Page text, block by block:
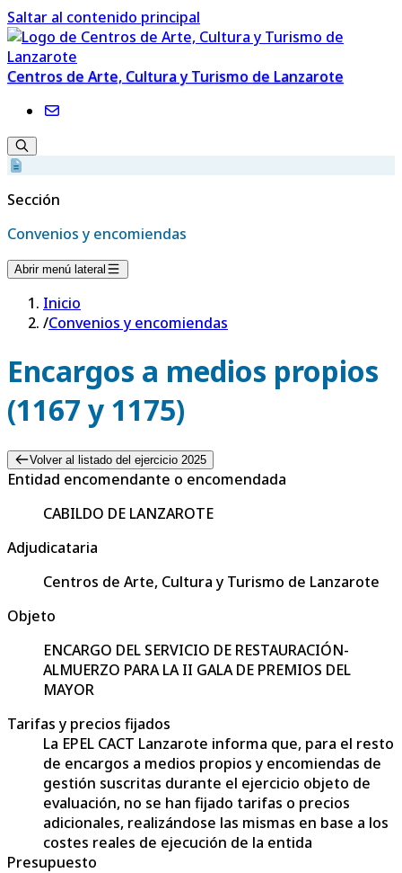
Saltar al contenido principal
Centros de Arte, Cultura y Turismo de Lanzarote
Sección
Convenios y encomiendas
Abrir menú lateral
Inicio
/Convenios y encomiendas
Encargos a medios propios
(1167 y 1175)
Volver al listado del ejercicio 2025
Entidad encomendante o encomendada
CABILDO DE LANZAROTE
Adjudicataria
Centros de Arte, Cultura y Turismo de Lanzarote
Objeto
ENCARGO DEL SERVICIO DE RESTAURACIÓN-
ALMUERZO PARA LA II GALA DE PREMIOS DEL
MAYOR
Tarifas y precios fijados
La EPEL CACT Lanzarote informa que, para el resto
de encargos a medios propios y encomiendas de
gestión suscritas durante el ejercicio objeto de
evaluación, no se han fijado tarifas o precios
adicionales, realizándose las mismas en base a los
costes reales de ejecución de la entida
Presupuesto